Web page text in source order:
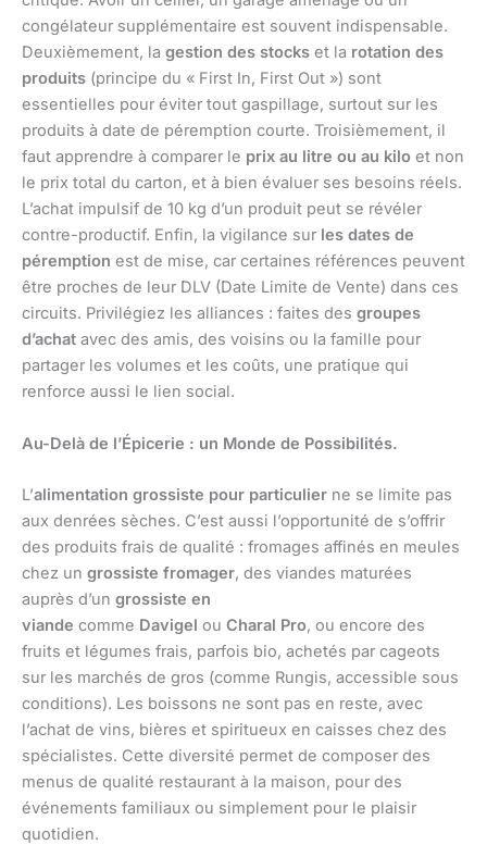
congélateur supplémentaire est souvent indispensable.
Deuxièmement, la gestion des stocks et la rotation des
produits (principe du « First In, First Out ») sont
essentielles pour éviter tout gaspillage, surtout sur les
produits à date de péremption courte. Troisièmement, il
faut apprendre à comparer le prix au litre ou au kilo et non
le prix total du carton, et à bien évaluer ses besoins réels.
L’achat impulsif de 10 kg d’un produit peut se révéler
contre-productif. Enfin, la vigilance sur les dates de
péremption est de mise, car certaines références peuvent
être proches de leur DLV (Date Limite de Vente) dans ces
circuits. Privilégiez les alliances : faites des groupes
d’achat avec des amis, des voisins ou la famille pour
partager les volumes et les coûts, une pratique qui
renforce aussi le lien social.
Au-Delà de l’Épicerie : un Monde de Possibilités.
L’alimentation grossiste pour particulier ne se limite pas
aux denrées sèches. C’est aussi l’opportunité de s’offrir
des produits frais de qualité : fromages affinés en meules
chez un grossiste fromager, des viandes maturées
auprès d’un grossiste en
viande comme Davigel ou Charal Pro, ou encore des
fruits et légumes frais, parfois bio, achetés par cageots
sur les marchés de gros (comme Rungis, accessible sous
conditions). Les boissons ne sont pas en reste, avec
l’achat de vins, bières et spiritueux en caisses chez des
spécialistes. Cette diversité permet de composer des
menus de qualité restaurant à la maison, pour des
événements familiaux ou simplement pour le plaisir
quotidien.